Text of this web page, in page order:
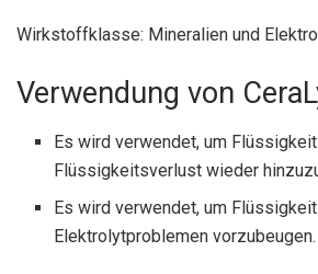
Wirkstoffklasse: Mineralien und
Verwendung von
Es wird verwendet, um
Flüssigkeitsverlust wieder
Es wird verwendet, um
Elektrolytproblemen vorzubeugen.